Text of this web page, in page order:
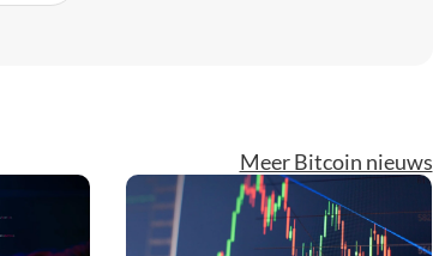
Meer Bitcoin nieuws